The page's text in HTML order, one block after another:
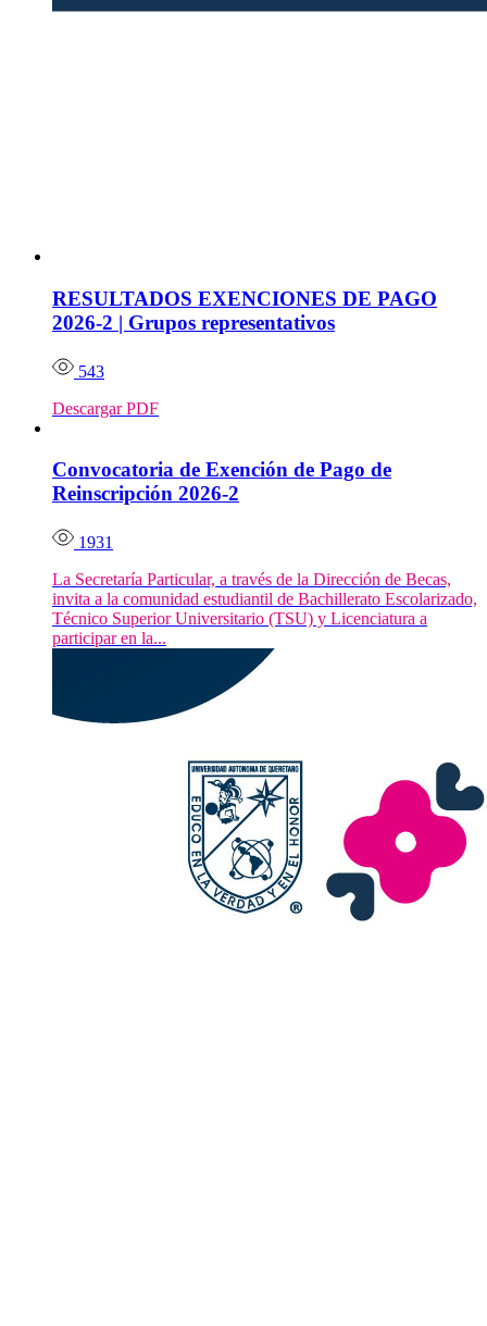
RESULTADOS EXENCIONES DE PAGO
2026-2 | Grupos representativos
543
Descargar PDF
Convocatoria de Exención de Pago de
Reinscripción 2026-2
1931
La Secretaría Particular, a través de la Dirección de Becas,
invita a la comunidad estudiantil de Bachillerato Escolarizado,
Técnico Superior Universitario (TSU) y Licenciatura a
participar en la...